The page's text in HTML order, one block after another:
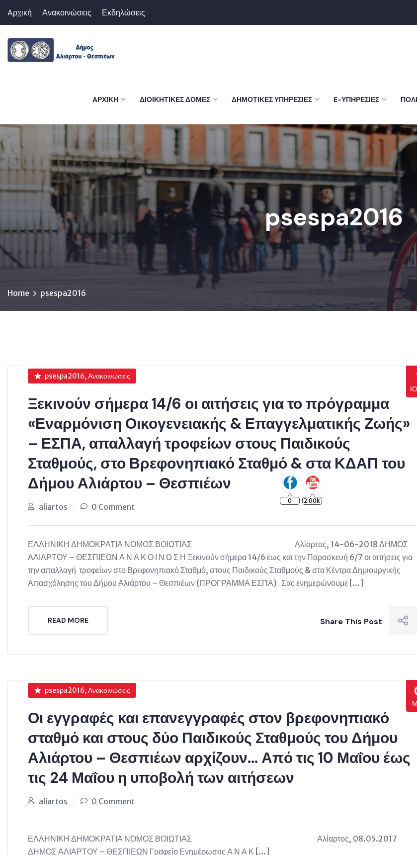
Aρχική Ανακοινώσεις Εκδηλώσεις
AΡΧΙΚΉ ΔΙΟΙΚΗΤΙΚΈΣ ΔΟΜΈΣ ΔΗΜΟΤΙΚΈΣ ΥΠΗΡΕΣΊΕΣ E-ΥΠΗΡΕΣΊΕΣ
psespa2016
Home psespa2016
psespa2016, Ανακοινώσεις
Ξεκινούν σήμερα 14/6 οι αιτήσεις για το πρόγραμμα
«Εναρμόνιση Οικογενειακής & Επαγγελματικής Ζωής»
– ΕΣΠΑ, απαλλαγή τροφείων στους Παιδικούς
Σταθμούς, στο Βρεφονηπιακό Σταθμό & στα ΚΔΑΠ του
Δήμου Αλιάρτου – Θεσπιέων
aliartos 0 Comment
ΕΛΛΗΝΙΚΗ ΔΗΜΟΚΡΑΤΙΑ ΝΟΜΟΣ ΒΟΙΩΤΙΑΣ Αλίαρτος, 14-06-2018 ΔΗΜΟΣ
ΑΛΙΑΡΤΟΥ – ΘΕΣΠΙΕΩΝ Α Ν Α Κ Ο Ι Ν Ω Σ Η Ξεκινούν σήμερα 14/6 έως και την Παρασκευή 6/7 οι αιτήσεις για
την απαλλαγή τροφείων στο Βρεφονηπιακό Σταθμό, στους Παιδικούς Σταθμούς & στα Κέντρα Δημιουργικής
Απασχόλησης του Δήμου Αλιάρτου – Θεσπιέων (ΠΡΟΓΡΑΜΜΑ ΕΣΠΑ) Σας ενημερώνουμε […]
READ MORE Share This Post
psespa2016, Ανακοινώσεις
Οι εγγραφές και επανεγγραφές στον βρεφονηπιακό
σταθμό και στους δύο Παιδικούς Σταθμούς του Δήμου
Αλιάρτου – Θεσπιέων αρχίζουν… Από τις 10 Μαΐου έως
τις 24 Μαΐου η υποβολή των αιτήσεων
aliartos 0 Comment
ΕΛΛΗΝΙΚΗ ΔΗΜΟΚΡΑΤΙΑ ΝΟΜΟΣ ΒΟΙΩΤΙΑΣ Αλίαρτος, 08.05.2017
ΔΗΜΟΣ ΑΛΙΑΡΤΟΥ – ΘΕΣΠΙΕΩΝ Γραφείο Ενημέρωσης Α Ν Α Κ […]
0 2.00k